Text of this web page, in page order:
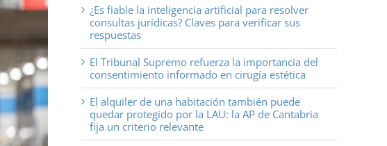
¿Es fiable la inteligencia artificial para resolver
consultas jurídicas? Claves para verificar sus
respuestas
El Tribunal Supremo refuerza la importancia del
consentimiento informado en cirugía estética
El alquiler de una habitación también puede
quedar protegido por la LAU: la AP de Cantabria
fija un criterio relevante